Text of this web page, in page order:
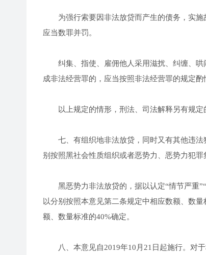
为强行索要因非法放贷而产生的债务，实施
应当数罪并罚。
纠集、指使、雇佣他人采用滋扰、纠缠、哄
成非法经营罪的，应当按照非法经营罪的规定酌
以上规定的情形，刑法、司法解释另有规定
七、有组织地非法放贷，同时又有其他违法
别按照黑社会性质组织或者恶势力、恶势力犯罪
黑恶势力非法放贷的，据以认定“情节严重”“
以分别按照本意见第二条规定中相应数额、数
额、数量标准的40%确定。
八、本意见自2019年10月21日起施行。对于